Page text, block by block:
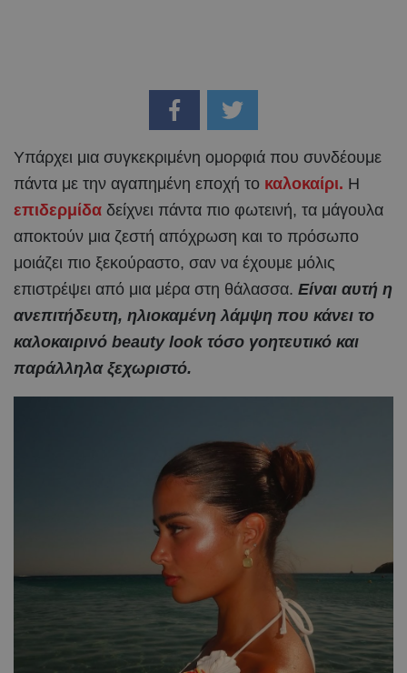
Υπάρχει μια συγκεκριμένη ομορφιά που συνδέουμε
πάντα με την αγαπημένη εποχή το καλοκαίρι. Η
επιδερμίδα δείχνει πάντα πιο φωτεινή, τα μάγουλα
αποκτούν μια ζεστή απόχρωση και το πρόσωπο
μοιάζει πιο ξεκούραστο, σαν να έχουμε μόλις
επιστρέψει από μια μέρα στη θάλασσα. Είναι αυτή η
ανεπιτήδευτη, ηλιοκαμένη λάμψη που κάνει το
καλοκαιρινό beauty look τόσο γοητευτικό και
παράλληλα ξεχωριστό.